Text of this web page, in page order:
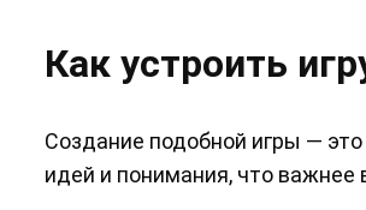
Как устроить
Создание подобной игры —
идей и понимания, что